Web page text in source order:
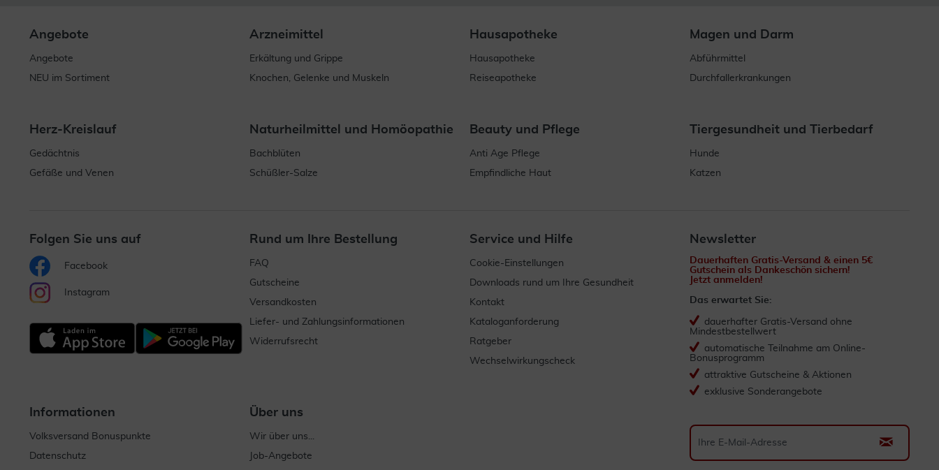
Angebote
Angebote
NEU im Sortiment
Arzneimittel
Erkältung und Grippe
Knochen, Gelenke und Muskeln
Hausapotheke
Hausapotheke
Reiseapotheke
Magen und Darm
Abführmittel
Durchfallerkrankungen
Herz-Kreislauf
Gedächtnis
Gefäße und Venen
Naturheilmittel und Homöopathie
Bachblüten
Schüßler-Salze
Beauty und Pflege
Anti Age Pflege
Empfindliche Haut
Tiergesundheit und Tierbedarf
Hunde
Katzen
Folgen Sie uns auf
Facebook
Instagram
Rund um Ihre Bestellung
FAQ
Gutscheine
Versandkosten
Liefer- und Zahlungsinformationen
Widerrufsrecht
Service und Hilfe
Cookie-Einstellungen
Downloads rund um Ihre Gesundheit
Kontakt
Kataloganforderung
Ratgeber
Wechselwirkungscheck
Informationen
Volksversand Bonuspunkte
Datenschutz
Über uns
Wir über uns...
Job-Angebote
Newsletter
Dauerhaften Gratis-Versand & einen 5€
Gutschein als Dankeschön sichern!
Jetzt anmelden!
Das erwartet Sie:
dauerhafter Gratis-Versand ohne
Mindestbestellwert
automatische Teilnahme am Online-
Bonusprogramm
attraktive Gutscheine & Aktionen
exklusive Sonderangebote